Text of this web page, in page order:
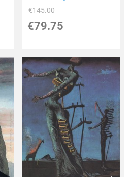
€145.00
€79.75